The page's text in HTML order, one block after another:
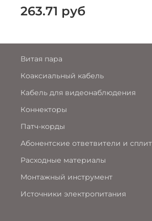
263.71 руб
Витая пара
Коаксиальный кабель
Кабель для видеонаблюдения
Коннекторы
Патч-корды
Абонентские ответвители и
Расходные материалы
Монтажный инструмент
Источники электропитания